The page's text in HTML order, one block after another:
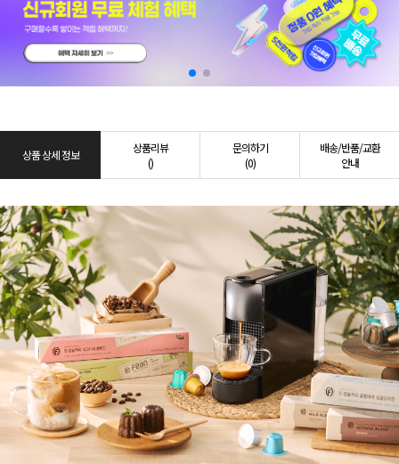
상품 상세 정보
상품리뷰
()
문의하기
(0)
배송/반품/교환
안내